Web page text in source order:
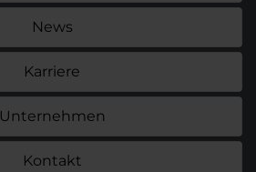
News
Karriere
Unternehmen
Kontakt